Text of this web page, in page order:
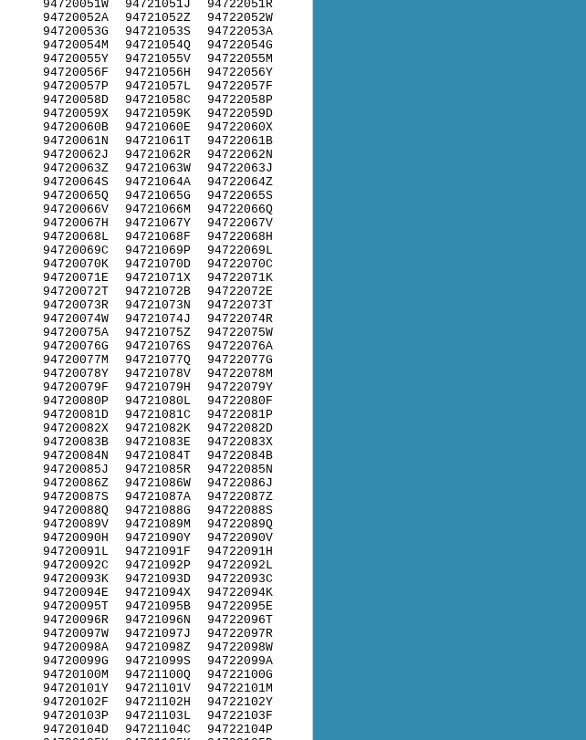
94720051W
94720052A
94720053G
94720054M
94720055Y
94720056F
94720057P
94720058D
94720059X
94720060B
94720061N
94720062J
94720063Z
94720064S
94720065Q
94720066V
94720067H
94720068L
94720069C
94720070K
94720071E
94720072T
94720073R
94720074W
94720075A
94720076G
94720077M
94720078Y
94720079F
94720080P
94720081D
94720082X
94720083B
94720084N
94720085J
94720086Z
94720087S
94720088Q
94720089V
94720090H
94720091L
94720092C
94720093K
94720094E
94720095T
94720096R
94720097W
94720098A
94720099G
94720100M
94720101Y
94720102F
94720103P
94720104D
94721051J
94721052Z
94721053S
94721054Q
94721055V
94721056H
94721057L
94721058C
94721059K
94721060E
94721061T
94721062R
94721063W
94721064A
94721065G
94721066M
94721067Y
94721068F
94721069P
94721070D
94721071X
94721072B
94721073N
94721074J
94721075Z
94721076S
94721077Q
94721078V
94721079H
94721080L
94721081C
94721082K
94721083E
94721084T
94721085R
94721086W
94721087A
94721088G
94721089M
94721090Y
94721091F
94721092P
94721093D
94721094X
94721095B
94721096N
94721097J
94721098Z
94721099S
94721100Q
94721101V
94721102H
94721103L
94721104C
94722051R
94722052W
94722053A
94722054G
94722055M
94722056Y
94722057F
94722058P
94722059D
94722060X
94722061B
94722062N
94722063J
94722064Z
94722065S
94722066Q
94722067V
94722068H
94722069L
94722070C
94722071K
94722072E
94722073T
94722074R
94722075W
94722076A
94722077G
94722078M
94722079Y
94722080F
94722081P
94722082D
94722083X
94722084B
94722085N
94722086J
94722087Z
94722088S
94722089Q
94722090V
94722091H
94722092L
94722093C
94722094K
94722095E
94722096T
94722097R
94722098W
94722099A
94722100G
94722101M
94722102Y
94722103F
94722104P